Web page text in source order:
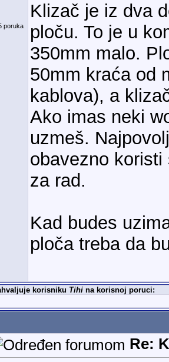
poruka
Klizač je iz dva
ploču. To je u
350mm malo.
50mm kraća od
kablova), a
Ako imas neki
uzmeš.
obavezno
za rad.
Kad budes
ploča treba da
korisniku Tihina korisnoj poruci:
Re: